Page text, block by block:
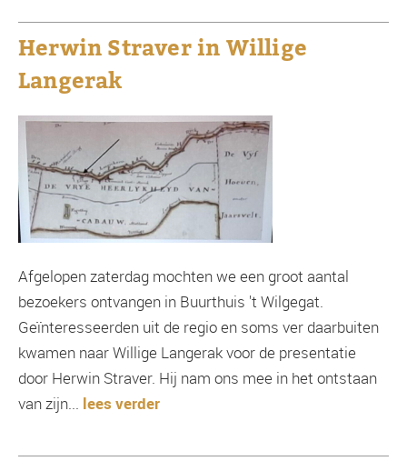
Herwin Straver in Willige
Langerak
Afgelopen zaterdag mochten we een groot aantal
bezoekers ontvangen in Buurthuis 't Wilgegat.
Geïnteresseerden uit de regio en soms ver daarbuiten
kwamen naar Willige Langerak voor de presentatie
door Herwin Straver. Hij nam ons mee in het ontstaan
van zijn... lees verder